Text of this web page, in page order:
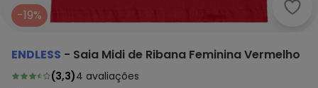
-19%
ENDLESS - Saia Midi de Ribana Feminina Vermelho
(3,3)4 avaliações